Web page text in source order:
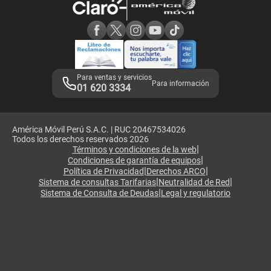
Adquirientes iPhone 6, 6S y SE
Mensaje de Seguridad
Términos y Condiciones de Tienda Claro
Libro de Reclamaciones
Legales de marketplace
Para ventas y servicios
01 620 3334 Para información
América Móvil Perú S.A.C. | RUC 20467534026
Todos los derechos reservados 2026
Términos y condiciones de la web|
Condiciones de garantía de equipos|
Política de Privacidad|Derechos ARCO|
Sistema de consultas Tarifarias|Neutralidad de Red|
Sistema de Consulta de Deudas|Legal y regulatorio